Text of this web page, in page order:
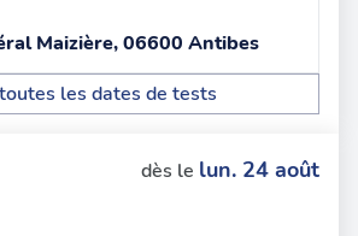
Maizière, 06600 Antibes
les dates de tests
dès le lun. 24 août